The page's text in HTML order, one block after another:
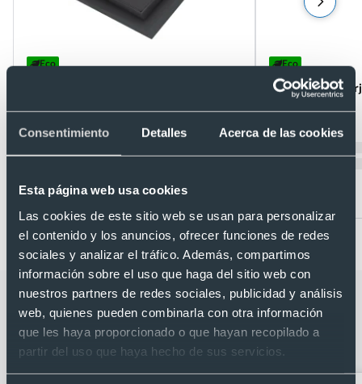
Consentimiento Detalles Acerca de las cookies
Esta página web usa cookies
Las cookies de este sitio web se usan para personalizar
el contenido y los anuncios, ofrecer funciones de redes
sociales y analizar el tráfico. Además, compartimos
información sobre el uso que haga del sitio web con
nuestros partners de redes sociales, publicidad y análisis
web, quienes pueden combinarla con otra información
que les haya proporcionado o que hayan recopilado a
partir del uso que haya hecho de sus servicios.
Eco
Ref. 8821737
Recíbelo
Desde 5,13 €
Eco
Set bolígrafo y
bambú y metal
Ref. 8820667
Recíbelo
Categorías relacionadas con Set de
bolígrafo y llavero de RPET y detalles
metálicos